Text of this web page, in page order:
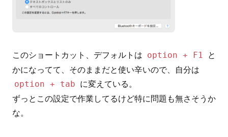
このショートカット、デフォルトは option + F1
と
かになってて、そのままだと使い辛いので、自分は
option + tab に変えている。
ずっとこの設定で作業してるけど特に問題も無さそうか
な。